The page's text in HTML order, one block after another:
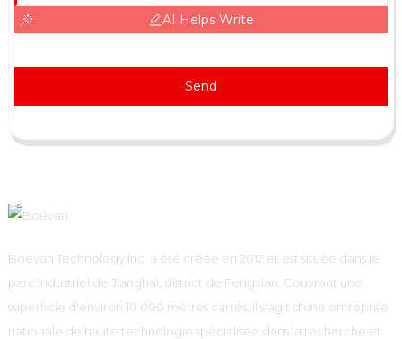
AI Helps Write
Send
Boevan Technology Inc. a été créée en 2012 et est située dans le
parc industriel de Jianghai, district de Fengxian. Couvrant une
superficie d'environ 10 000 mètres carrés, il s'agit d'une entreprise
nationale de haute technologie spécialisée dans la recherche et